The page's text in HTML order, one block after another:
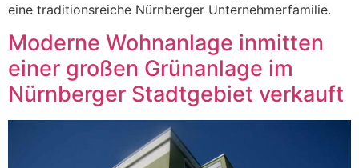
eine traditionsreiche Nürnberger Unternehmerfamilie.
Moderne Wohnanlage inmitten
einer großen Grünanlage im
Nürnberger Stadtgebiet verkauft